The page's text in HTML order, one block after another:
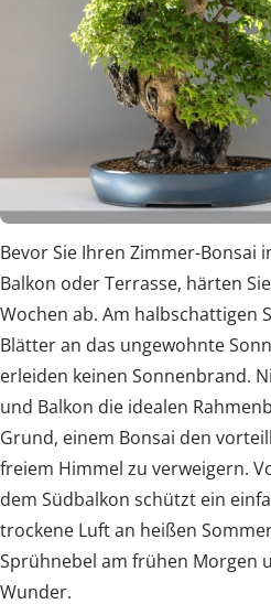
Bevor Sie Ihren Zimmer-Bonsai
Balkon oder Terrasse, härten
Wochen ab. Am halbschattigen
Blätter an das ungewohnte
erleiden keinen Sonnenbrand.
und Balkon die idealen
Grund, einem Bonsai den
freiem Himmel zu verweigern.
dem Südbalkon schützt ein
trockene Luft an heißen
Sprühnebel am frühen Morgen
Wunder.